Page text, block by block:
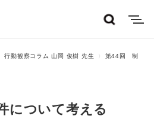
行動観察コラム 山岡 俊樹 先生
第44回 制
について考える